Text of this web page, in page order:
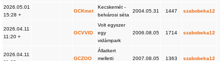
2026.05.01
15:28 +
GCKmet
Kecskemét -
belvárosi séta
2004.05.31 1447 szabobeka12
2026.04.11
11:20 +
GCVVID
Volt egyszer
egy
vidámpark
2006.08.05 1714 szabobeka12
2026.04.11
GCZOO
Állatkert
melletti
2007.08.05 1363 szabobeka12